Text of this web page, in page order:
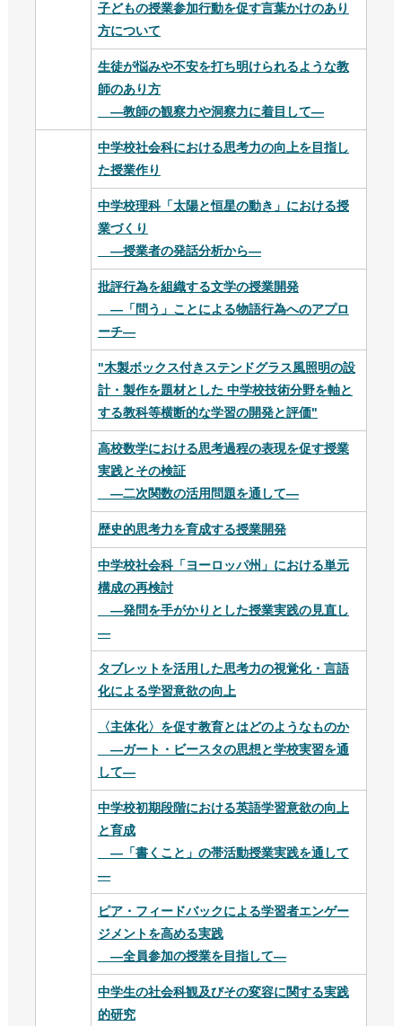
子どもの授業参加行動を促す言葉かけのあり
方について
生徒が悩みや不安を打ち明けられるような教
師のあり方
—教師の観察力や洞察力に着目して—
中学校社会科における思考力の向上を目指し
た授業作り
中学校理科「太陽と恒星の動き」における授
業づくり
―授業者の発話分析から―
批評行為を組織する文学の授業開発
―「問う」ことによる物語行為へのアプロ
ーチ―
"木製ボックス付きステンドグラス風照明の設
計・製作を題材とした 中学校技術分野を軸と
する教科等横断的な学習の開発と評価"
高校数学における思考過程の表現を促す授業
実践とその検証
―二次関数の活用問題を通して―
歴史的思考力を育成する授業開発
中学校社会科「ヨーロッパ州」における単元
構成の再検討
―発問を手がかりとした授業実践の見直し
―
タブレットを活用した思考力の視覚化・言語
化による学習意欲の向上
〈主体化〉を促す教育とはどのようなものか
―ガート・ビースタの思想と学校実習を通
して―
中学校初期段階における英語学習意欲の向上
と育成
―「書くこと」の帯活動授業実践を通して
―
ピア・フィードバックによる学習者エンゲー
ジメントを高める実践
―全員参加の授業を目指して―
中学生の社会科観及びその変容に関する実践
的研究